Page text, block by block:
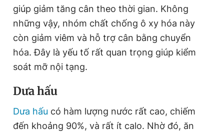
giúp giảm tăng cân theo thời gian. Không
những vậy, nhóm chất chống ô xy hóa này
còn giảm viêm và hỗ trợ cân bằng chuyển
hóa. Đây là yếu tố rất quan trọng giúp kiểm
soát mỡ nội tạng.
Dưa hấu
Dưa hấu có hàm lượng nước rất cao, chiếm
đến khoảng 90%, và rất ít calo. Nhờ đó, ăn